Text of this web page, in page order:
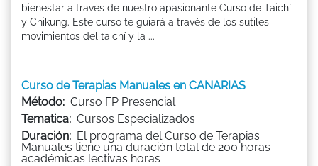
bienestar a través de nuestro apasionante Curso de Taichí
y Chikung. Este curso te guiará a través de los sutiles
movimientos del taichí y la ...
Curso de Terapias Manuales en CANARIAS
Método: Curso FP Presencial
Tematica: Cursos Especializados
Duración: El programa del Curso de Terapias
Manuales tiene una duración total de 200 horas
académicas lectivas horas